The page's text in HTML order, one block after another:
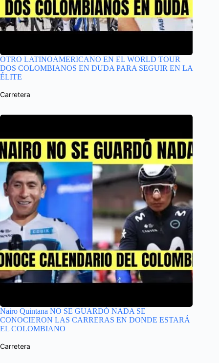
OTRO LATINOAMERICANO EN EL WORLD TOUR
DOS COLOMBIANOS EN DUDA PARA SEGUIR EN LA
ÉLITE
Carretera
Nairo Quintana NO SE GUARDÓ NADA SE
CONOCIERON LAS CARRERAS EN DONDE ESTARÁ
EL COLOMBIANO
Carretera